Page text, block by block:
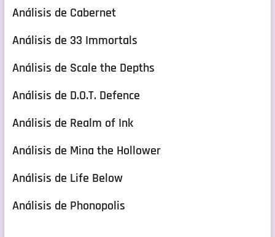
Análisis de Cabernet
Análisis de 33 Immortals
Análisis de Scale the Depths
Análisis de D.O.T. Defence
Análisis de Realm of Ink
Análisis de Mina the Hollower
Análisis de Life Below
Análisis de Phonopolis